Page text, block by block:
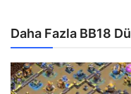
Daha Fazla BB18